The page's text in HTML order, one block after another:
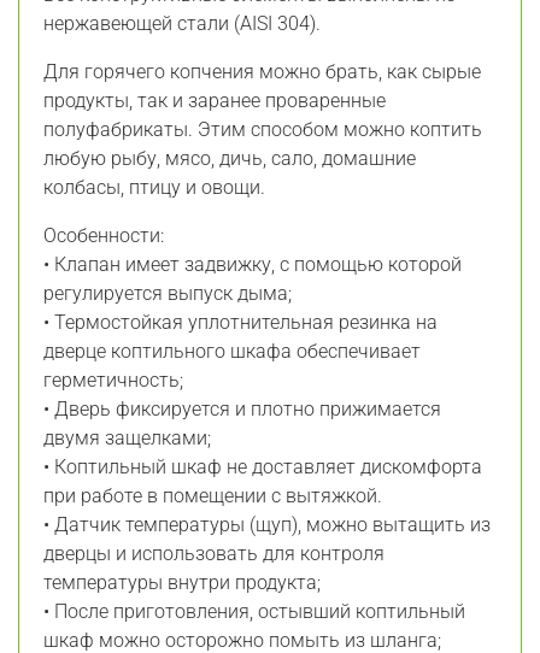
нержавеющей стали (AISI 304).
Для горячего копчения можно брать, как сырые
продукты, так и заранее проваренные
полуфабрикаты. Этим способом можно коптить
любую рыбу, мясо, дичь, сало, домашние
колбасы, птицу и овощи.
Особенности:
• Клапан имеет задвижку, с помощью которой
регулируется выпуск дыма;
• Термостойкая уплотнительная резинка на
дверце коптильного шкафа обеспечивает
герметичность;
• Дверь фиксируется и плотно прижимается
двумя защелками;
• Коптильный шкаф не доставляет дискомфорта
при работе в помещении с вытяжкой.
• Датчик температуры (щуп), можно вытащить из
дверцы и использовать для контроля
температуры внутри продукта;
• После приготовления, остывший коптильный
шкаф можно осторожно помыть из шланга;